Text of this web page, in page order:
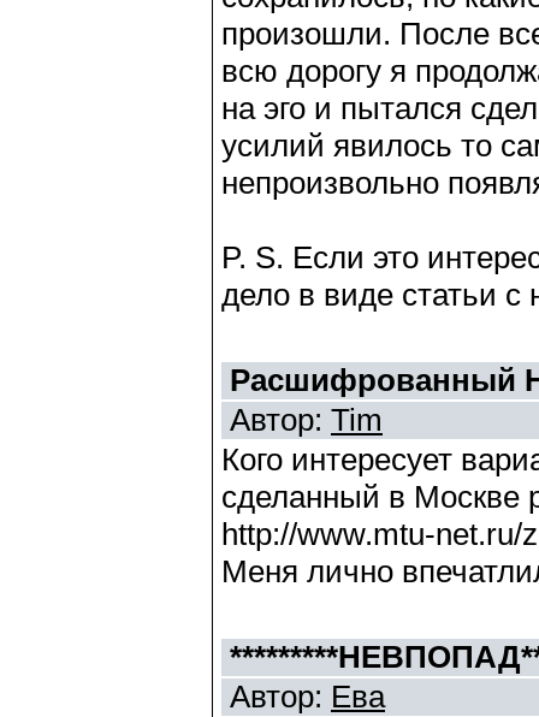
произошли. После
всю дорогу я
на эго и пытался
усилий явилось то
непроизвольно
P. S. Если это
дело в виде статьи
Расшифрованный
Автор: Tim
Кого интересует
сделанный в Москве
http://www.mtu-net.ru/
Меня лично
Автор: Ева